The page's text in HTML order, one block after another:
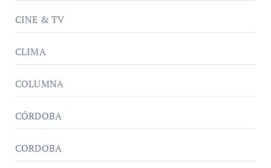
CINE & TV
CLIMA
COLUMNA
CÓRDOBA
CORDOBA